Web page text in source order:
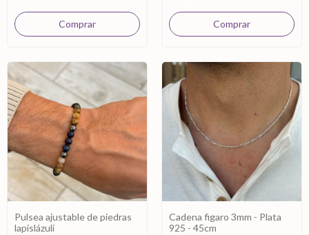
Pulsea ajustable de piedras
lapislázuli
Cadena figaro 3mm - Plata
925 - 45cm